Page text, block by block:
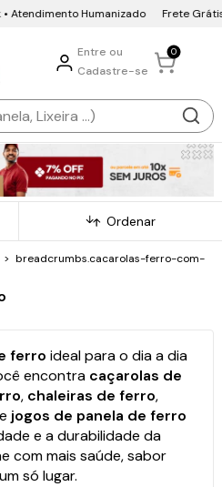
Humanizado Frete Grátis • 10x
Entre ou
Cadastre-se
0
Ordenar
> breadcrumbs.cacarolas-ferro-com-
ferro ideal para o dia a dia
encontra caçarolas de
, chaleiras de ferro,
e jogos de panela de ferro
e a durabilidade da
com mais saúde, sabor
só lugar.